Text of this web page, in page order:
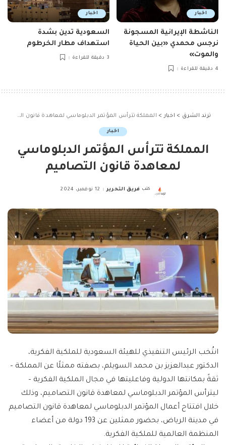
اخبار
الناشطة الإيرانية المسجونة
نرجس محمدي «بين الحياة
والموت»
4 دقيقة للقراءة
اخبار
السعودية تدين بشدة
استهداف مطار الخرطوم
3 دقيقة للقراءة
ترند الشرق > اخبار > المملكة تترأس المؤتمر الدبلوماسي لمعاهدة قانون التصاميم
اخبار
المملكة تترأس المؤتمر الدبلوماسي
لمعاهدة قانون التصاميم
Posted
كتب فريق التحرير 12 نوفمبر، 2024
انتُخب الرئيس التنفيذي للهيئة السعودية للملكية الفكرية،
الدكتور عبدالعزيز بن محمد السويلم، بصفته ممثلًا عن المملكة –
ثقةً بمكانتها الدولية وفاعليتها في مجال الملكية الفكرية –
ليترأس المؤتمر الدبلوماسي لمعاهدة قانون التصاميم، وذلك
خلال افتتاح أعمال المؤتمر الدبلوماسي لمعاهدة قانون التصاميم
في مدينة الرياض، بحضور ممثلين عن 193 دولة من أعضاء
المنظمة العالمية للملكية الفكرية.